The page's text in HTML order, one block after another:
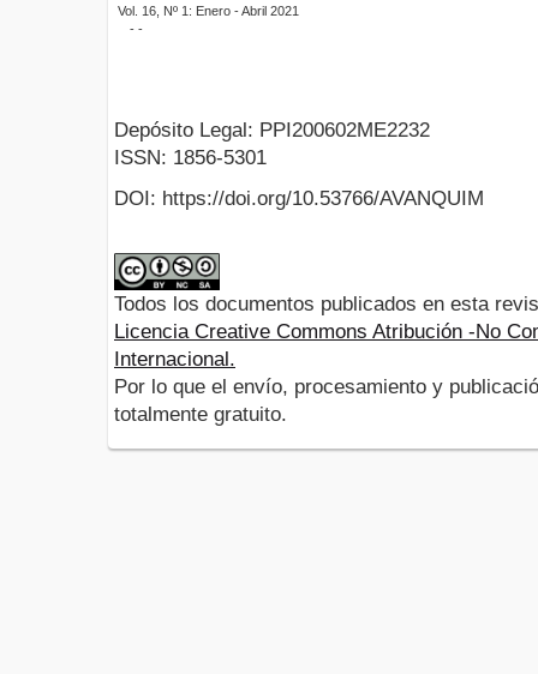
Vol. 16, Nº 1: Enero - Abril 2021
- -
Depósito Legal: PPI200602ME2232
ISSN: 1856-5301
DOI: https://doi.org/10.53766/AVANQUIM
Todos los documentos publicados en esta
Licencia Creative Commons Atribución -No
Internacional.
Por lo que el envío, procesamiento y
totalmente gratuito.